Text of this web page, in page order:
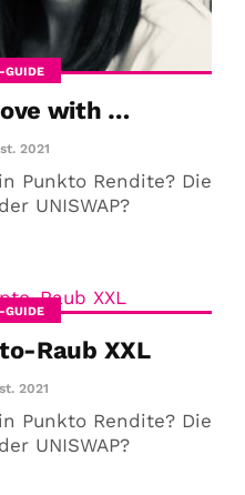
GUIDE
with …
2021
Punkto Rendite? Die
UNISWAP?
GUIDE
Raub XXL
2021
Punkto Rendite? Die
UNISWAP?